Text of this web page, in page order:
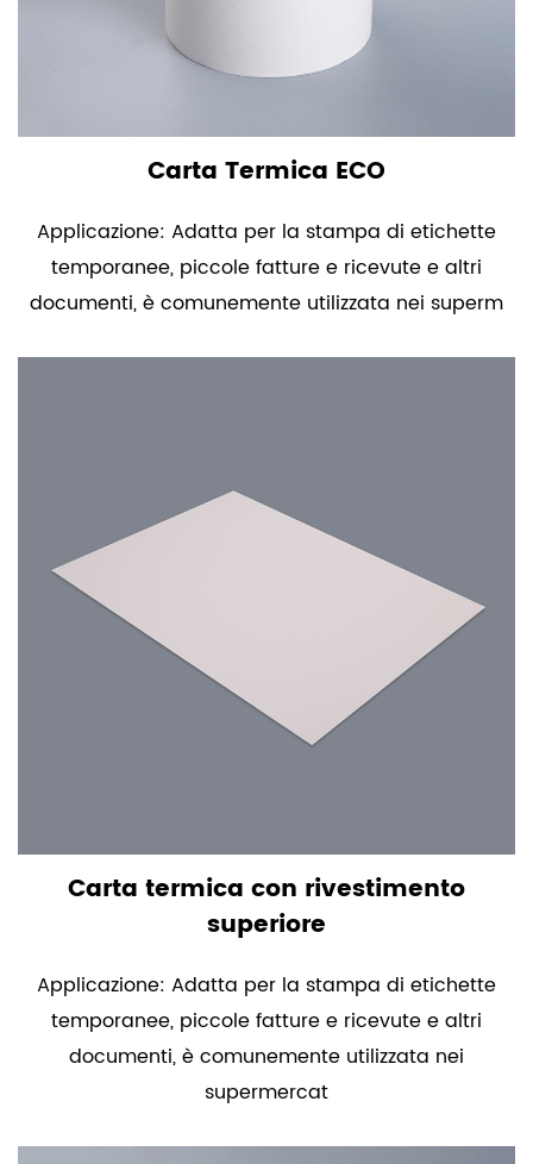
Carta Termica ECO
Applicazione: Adatta per la stampa di etichette
temporanee, piccole fatture e ricevute e altri
documenti, è comunemente utilizzata nei superm
Carta termica con rivestimento
superiore
Applicazione: Adatta per la stampa di etichette
temporanee, piccole fatture e ricevute e altri
documenti, è comunemente utilizzata nei
supermercat